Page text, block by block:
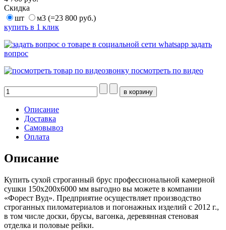
Скидка
шт
м3 (=23 800 руб.)
купить в 1 клик
задать
вопрос
посмотреть по видео
Описание
Доставка
Самовывоз
Оплата
Описание
Купить сухой строганный брус профессиональной камерной
сушки 150х200х6000 мм выгодно вы можете в компании
«Форест Вуд». Предприятие осуществляет производство
строганных пиломатериалов и погонажных изделий с 2012 г.,
в том числе доски, брусы, вагонка, деревянная стеновая
отделка и половые рейки.